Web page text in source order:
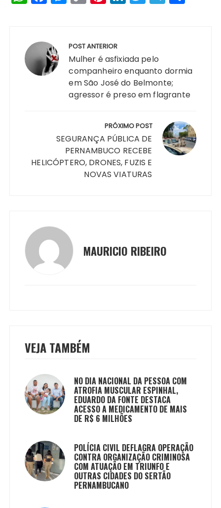
h
ts
A
p
a
e
b
o
e
s
e
n
g
er
o
y
Li
n
k
n
re
st
n
dI
n
w
r
el
a
m
Post
POST ANTERIOR
Mulher é asfixiada pelo
companheiro enquanto dormia
em São José do Belmonte;
agressor é preso em flagrante
PRÓXIMO POST
SEGURANÇA PÚBLICA DE
PERNAMBUCO RECEBE
HELICÓPTERO, DRONES, FUZIS E
NOVAS VIATURAS
MAURICIO RIBEIRO
VEJA TAMBÉM
NO DIA NACIONAL DA PESSOA COM
ATROFIA MUSCULAR ESPINHAL,
EDUARDO DA FONTE DESTACA
ACESSO A MEDICAMENTO DE MAIS
DE R$ 6 MILHÕES
POLÍCIA CIVIL DEFLAGRA OPERAÇÃO
CONTRA ORGANIZAÇÃO CRIMINOSA
COM ATUAÇÃO EM TRIUNFO E
OUTRAS CIDADES DO SERTÃO
PERNAMBUCANO